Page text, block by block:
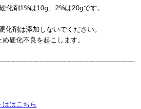
化剤1%は10g、2%は20gです。
剤は添加しないでください。
化不良を起こします。
ははこちら